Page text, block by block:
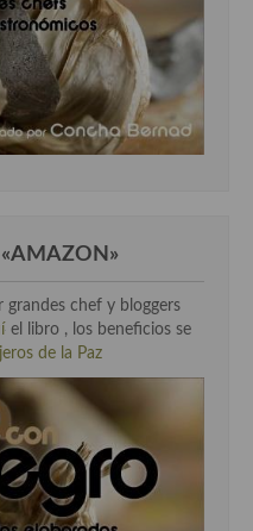
grandes chef y bloggers
el libro , los beneficios se
de la Paz